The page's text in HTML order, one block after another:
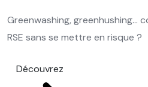
Greenwashing, greenhushing…
RSE sans se mettre en risque ?
Découvrez